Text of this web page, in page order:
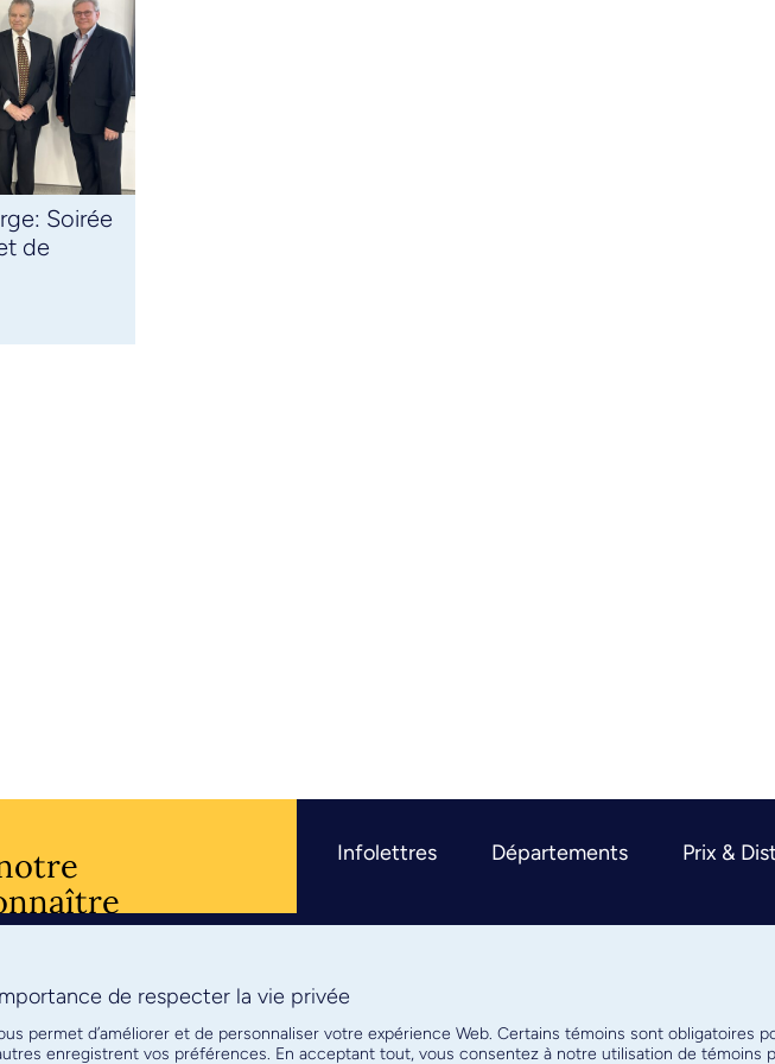
Soirée
de
S'ABONNER
Infolettres Départements Prix &
de respecter la vie privée
permet d’améliorer et de personnaliser votre expérience Web. Certains témoins sont obligatoires
enregistrent vos préférences. En acceptant tout, vous consentez à notre utilisation de témoins